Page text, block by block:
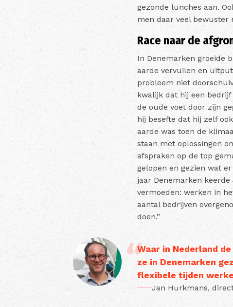
gezonde lunches aan.
men daar veel bewuster
Race naar de
In Denemarken groeide
aarde vervuilen en
probleem niet
kwalijk dat hij een
de oude voet door zijn
hij besefte dat hij zelf
aarde was toen de
staan met oplossingen
afspraken op de top
gelopen en gezien wat
jaar Denemarken
vermoeden: werken in
aantal bedrijven
doen.”
Waar in Nederland
ze in Denemarken
flexibele tijden
Jan Hurkmans,